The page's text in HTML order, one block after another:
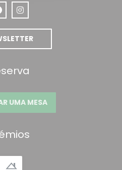
((abre numa nova
Instagram ((abre numa
UMA MESA